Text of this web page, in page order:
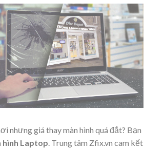
nhưng giá thay màn hình quá đắt? Bạn
hình Laptop. Trung tâm Zfix.vn cam kết